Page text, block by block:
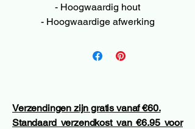
- Hoogwaardig hout
- Hoogwaardige afwerking
Verzendingen zijn gratis vanaf €60.
Standaard verzendkost van €6.95 voor